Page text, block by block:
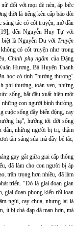
đối với mọi đè nén, áp bức
thời là tiếng kêu cấp báo đòi
tác có cốt truyện, mở đầu
đến Nguyễn Huy Tự với
biệt là Nguyễn Du vớiTruyện
có cốt truyện như trong
Chinh phụ ngâm của Đặng
Hương, Bà Huyện Thanh
học có tính "hướng thượng"
phi thường, toàn vẹn, những
sống, bắt đầu xuất hiện một
những con người bình thường,
cuộc sống đầy biến động, cay
hạ", hướng tới đời sống
dân, những người bị trị, thậm
tắn sáng sủa mà đầy bế tắc,
gay gắt giữa giai cấp thống
đã làm cho con người bị áp
trân trọng hơn nhiều, đã làm
triển. "Đó là giai đoạn gian
giai đoạn phong kiến rối loạn
ngùi, cay chua, nhưng lại là
ít bị chà đạp dã man hơn, mà